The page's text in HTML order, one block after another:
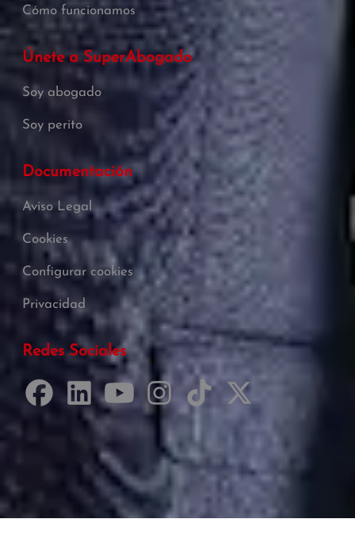
Cómo funcionamos
Únete a SuperAbogado
Soy abogado
Soy perito
Documentación
Aviso Legal
Cookies
Configurar cookies
Privacidad
Redes Sociales
Desarrollado por Just Quality